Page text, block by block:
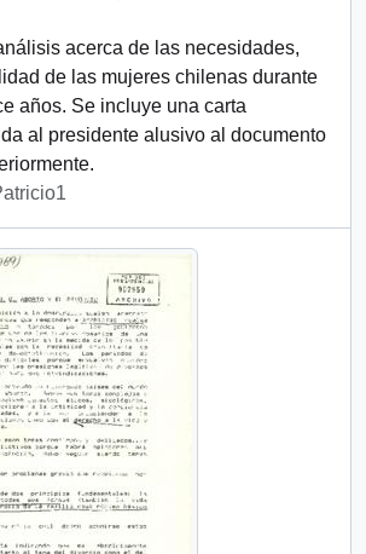
acerca de las necesidades,
de las mujeres chilenas durante
años. Se incluye una carta
al presidente alusivo al documento